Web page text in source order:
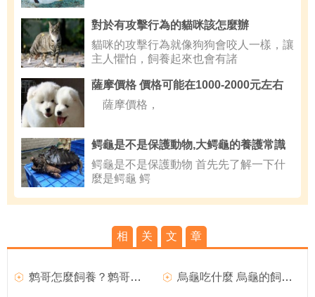
對於有攻擊行為的貓咪該怎麼辦
貓咪的攻擊行為就像狗狗會咬人一樣，讓
主人懼怕，飼養起來也會有諸
薩摩價格 價格可能在1000-2000元左右
薩摩價格，
鳄龜是不是保護動物,大鳄龜的養護常識
鳄龜是不是保護動物 首先先了解一下什
麼是鳄龜 鳄
相 关 文 章
鹩哥怎麼飼養？鹩哥的飼養方法 烏龜吃什麼 烏龜的飼料方法介紹